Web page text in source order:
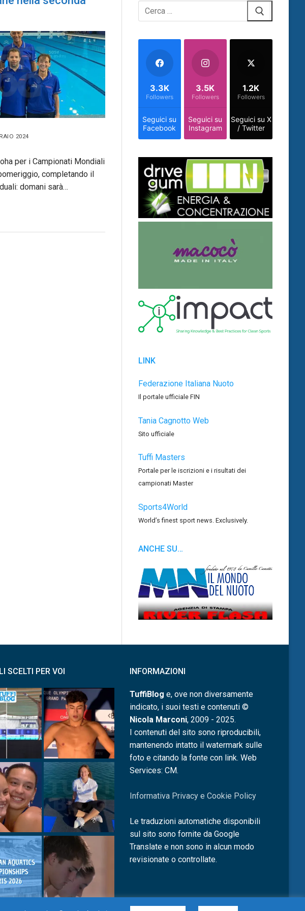
2024
per i Campionati Mondiali
completando il
domani sarà…
Cerca:
Seguici su
Facebook
3.3K
Followers
Seguici su
Instagram
3.5K
Followers
Seguici su X
/ Twitter
1.2K
Followers
LINK
Federazione Italiana Nuoto
Il portale ufficiale FIN
Tania Cagnotto Web
Sito ufficiale
Tuffi Masters
Portale per le iscrizioni e i risultati dei
campionati Master
Sports4World
World’s finest sport news. Exclusively.
ANCHE SU…
SCELTI PER VOI INFORMAZIONI
TuffiBlog e, ove non diversamente
indicato, i suoi testi e contenuti ©
Nicola Marconi, 2009 - 2025.
I contenuti del sito sono riproducibili,
mantenendo intatto il watermark sulle
foto e citando la fonte con link. Web
Services: CM.
Informativa Privacy e Cookie Policy
Le traduzioni automatiche disponibili
sul sito sono fornite da Google
Translate e non sono in alcun modo
revisionate o controllate.